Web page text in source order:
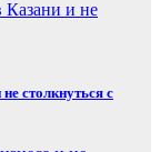
столкнуться с